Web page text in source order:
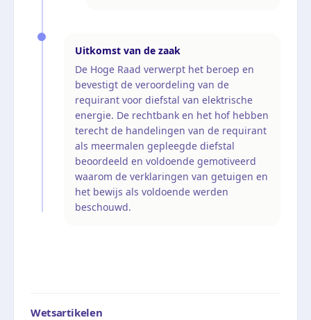
Uitkomst van de zaak
De Hoge Raad verwerpt het beroep en
bevestigt de veroordeling van de
requirant voor diefstal van elektrische
energie. De rechtbank en het hof hebben
terecht de handelingen van de requirant
als meermalen gepleegde diefstal
beoordeeld en voldoende gemotiveerd
waarom de verklaringen van getuigen en
het bewijs als voldoende werden
beschouwd.
Wetsartikelen